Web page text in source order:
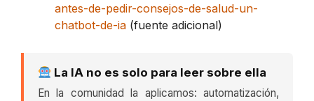
antes-de-pedir-consejos-de-salud-un-
chatbot-de-ia (fuente adicional)
La IA no es solo para leer sobre ella
En la comunidad la aplicamos: automatización,